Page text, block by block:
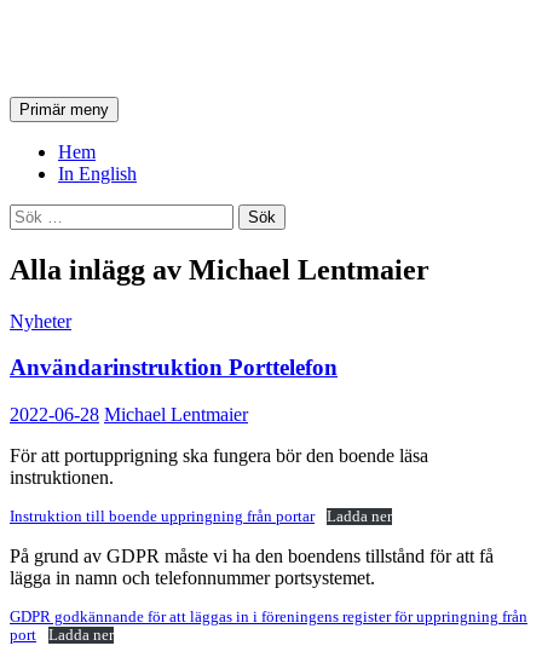
SökPrimär meny Hoppa
till
Hem
In English
Sök
efter:
Alla inlägg av Michael Lentmaier
Nyheter
Användarinstruktion Porttelefon
2022-06-28 Michael Lentmaier
För att portupprigning ska fungera bör den boende läsa
instruktionen.
Instruktion till boende uppringning från portar Ladda ner
På grund av GDPR måste vi ha den boendens tillstånd för att få
lägga in namn och telefonnummer portsystemet.
GDPR godkännande för att läggas in i föreningens register för uppringning från
port
Ladda ner